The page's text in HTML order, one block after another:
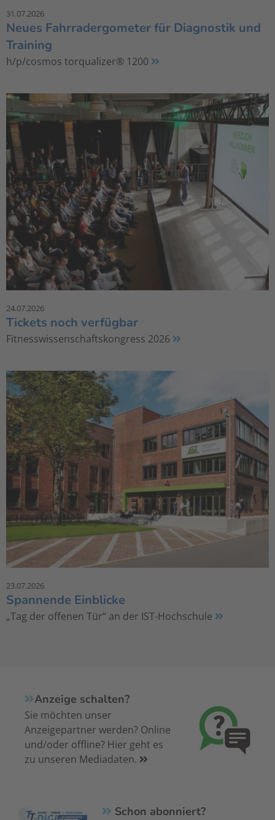
31.07.2026
Neues Fahrradergometer für Diagnostik und
Training
h/p/cosmos torqualizer® 1200
24.07.2026
Tickets noch verfügbar
Fitnesswissenschaftskongress 2026
23.07.2026
Spannende Einblicke
„Tag der offenen Tür“ an der IST-Hochschule
Anzeige schalten?
Sie möchten unser
Anzeigepartner werden? Online
und/oder offline? Hier geht es
zu unseren Mediadaten.
Schon abonniert?